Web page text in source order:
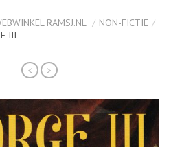
RAMSJ.NL / NON-FICTIE /
III
< >